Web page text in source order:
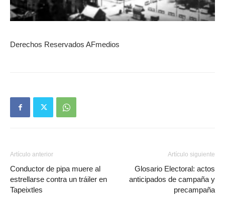
Derechos Reservados AFmedios
Artículo anterior
Conductor de pipa muere al
estrellarse contra un tráiler en
Tapeixtles
Artículo siguiente
Glosario Electoral: actos
anticipados de campaña y
precampaña